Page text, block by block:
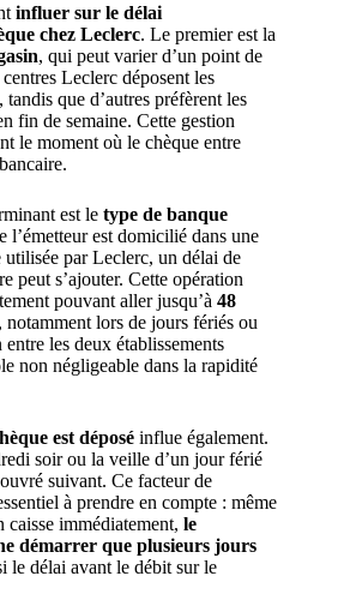
influer sur le délai
chez Leclerc. Le premier est la
, qui peut varier d’un point de
Leclerc déposent les
que d’autres préfèrent les
fin de semaine. Cette gestion
le moment où le chèque entre
est le type de banque
l’émetteur est domicilié dans une
par Leclerc, un délai de
peut s’ajouter. Cette opération
pouvant aller jusqu’à 48
, notamment lors de jours fériés ou
les deux établissements
non négligeable dans la rapidité
est déposé influe également.
soir ou la veille d’un jour férié
suivant. Ce facteur de
à prendre en compte : même
caisse immédiatement, le
démarrer que plusieurs jours
le délai avant le débit sur le